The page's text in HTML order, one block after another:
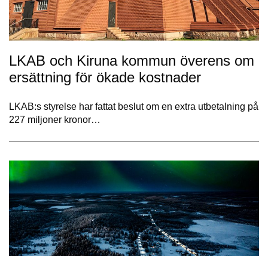
LKAB och Kiruna kommun överens om
ersättning för ökade kostnader
LKAB:s styrelse har fattat beslut om en extra utbetalning på
227 miljoner kronor…